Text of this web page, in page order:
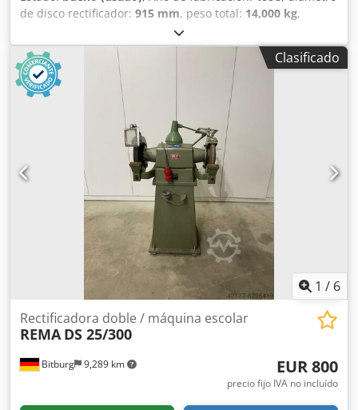
de disco rectificador: 915 mm, peso total: 14,000 kg,
Rectificadora GIUSTINA R242 para rectificar rodamientos
grandes (hasta 800mm). Todas las acciones de la máquina
son controladas por Bosch Control. Además de controlar el
proceso de rectificado de piezas, los programas NC son
también una guía para el operario para la puesta a punto
de la máquina y una fuente de información sobre el
desgaste de las muelas, lo que permite al operario
comprobar las muelas sin abrir el capó. Equipada con:
Control CNC de Bosch Especificaciones: Eje de rotación de
la muela: Horizontal Tamaño de la muela (OD): 915 mm
Tamaño de la muela, ancho útil: 65 mm Tamaño de la
muela, velocidad periférica: 30 ms Motores de husillo: 75
kw Dkjdpfx Ajrtr D Iof Tjr Avance de rectificado: 0.1 - 1000
mm/min Tipo de husillo: Fresa móvil Rodamientos de
husillo de contacto angular (precisión): ABEC-7 (ISO4)
Precisión de la posición del carro: 0,001 mm Caudal de
refrigerante: 600 l/min Capacidad de Trabajo (Aprox)
Rotativo: 20 -200 Dia. pulg.
Clasificado
1 / 6
Bitburg 9,289 km
Rectificadora doble / máquina escolar
REMA DS 25/300
EUR 800
precio fijo IVA no incluído